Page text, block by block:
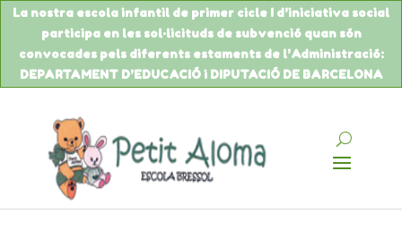
La nostra escola infantil de primer cicle I d’iniciativa social
participa en les sol·licituds de subvencióquan són
convocades pels diferents estaments de l’Administració:
DEPARTAMENT D’EDUCACIÓi DIPUTACIÓ DE BARCELONA